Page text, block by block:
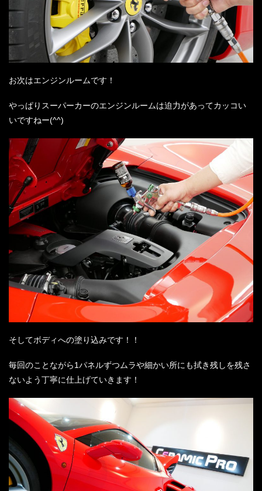
お次はエンジンルームです！
やっぱりスーパーカーのエンジンルームは迫力があってカッコい
いですねー(^^)
そしてボディへの塗り込みです！！
毎回のことながら1パネルずつムラや細かい所にも拭き残しを残さ
ないよう丁寧に仕上げていきます！